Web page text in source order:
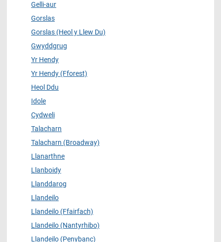
Gelli-aur
Gorslas
Gorslas (Heol y Llew Du)
Gwyddgrug
Yr Hendy
Yr Hendy (Fforest)
Heol Ddu
Idole
Cydweli
Talacharn
Talacharn (Broadway)
Llanarthne
Llanboidy
Llanddarog
Llandeilo
Llandeilo (Ffairfach)
Llandeilo (Nantyrhibo)
Llandeilo (Penybanc)